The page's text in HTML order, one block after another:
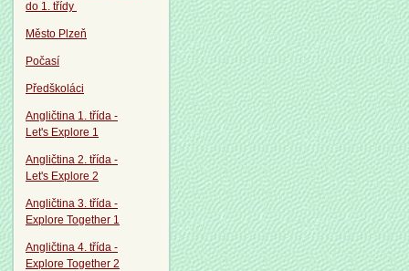
do 1. třídy
Město Plzeň
Počasí
Předškoláci
Angličtina 1. třída -
Let's Explore 1
Angličtina 2. třída -
Let's Explore 2
Angličtina 3. třída -
Explore Together 1
Angličtina 4. třída -
Explore Together 2